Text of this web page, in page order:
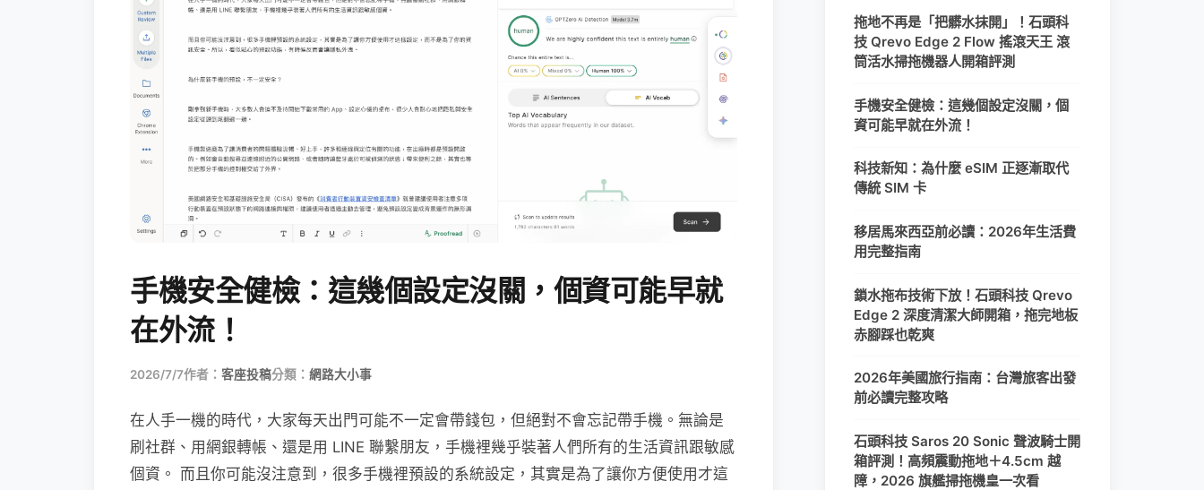
手機安全健檢：這幾個設定沒關，個資可能早就
在外流！
2026/7/7作者： 客座投稿分類： 網路大小事
在人手一機的時代，大家每天出門可能不一定會帶錢包，但絕對不會忘記帶手機。無論是
刷社群、用網銀轉帳、還是用 LINE 聯繫朋友，手機裡幾乎裝著人們所有的生活資訊跟敏感
個資。 而且你可能沒注意到，很多手機裡預設的系統設定，其實是為了讓你方便使用才這
拖地不再是「把髒水抹開」！石頭科
技 Qrevo Edge 2 Flow 搖滾天王 滾
筒活水掃拖機器人開箱評測
手機安全健檢：這幾個設定沒關，個
資可能早就在外流！
科技新知：為什麼 eSIM 正逐漸取代
傳統 SIM 卡
移居馬來西亞前必讀：2026年生活費
用完整指南
鎖水拖布技術下放！石頭科技 Qrevo
Edge 2 深度清潔大師開箱，拖完地板
赤腳踩也乾爽
2026年美國旅行指南：台灣旅客出發
前必讀完整攻略
石頭科技 Saros 20 Sonic 聲波騎士開
箱評測！高頻震動拖地＋4.5cm 越
障，2026 旗艦掃拖機皇一次看